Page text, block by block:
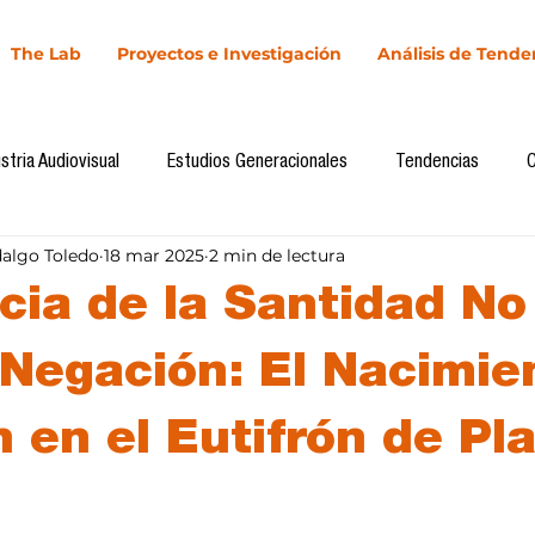
The Lab Proyectos e Investigación Análisis de
Audiovisual Estudios Generacionales Tendencias
Cultura Digital Comunicación y Sociedad
Investigación H&NhCL CICA/Sintaxis
Casos de estudio Novedades Podcast Video
de la Santidad
El
en el Eutifrón de
Toledo 18 mar 2025 2 min de lectura